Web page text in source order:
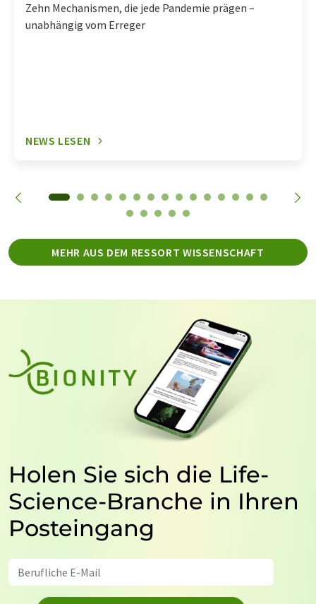
Zehn Mechanismen, die jede Pandemie prägen –
unabhängig vom Erreger
NEWS LESEN
MEHR AUS DEM RESSORT WISSENSCHAFT
Holen Sie sich die Life-
Science-Branche in Ihren
Posteingang